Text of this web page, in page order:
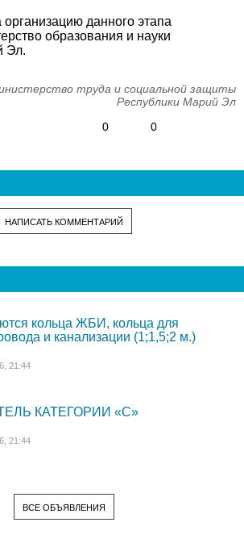
данного этапа
образования и науки
Эл.
труда и социальной защиты
Республики Марий Эл
0
0
НАПИСАТЬ КОММЕНТАРИЙ
кольца ЖБИ, кольца для
и канализации (1;1,5;2 м.)
21:44
КАТЕГОРИИ «C»
21:44
ВСЕ ОБЪЯВЛЕНИЯ